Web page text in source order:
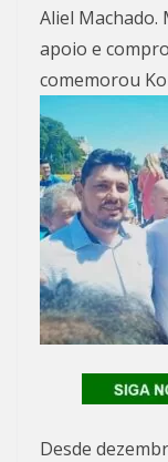
Aliel
apoio e
comemorou
Desde